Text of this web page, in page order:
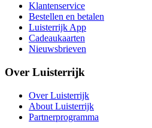
Klantenservice
Bestellen en betalen
Luisterrijk App
Cadeaukaarten
Nieuwsbrieven
Over Luisterrijk
Over Luisterrijk
About Luisterrijk
Partnerprogramma